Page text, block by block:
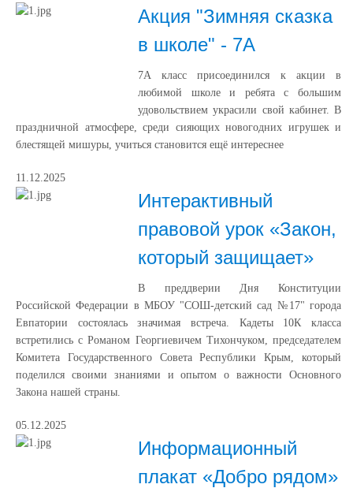
Акция "Зимняя сказка
в школе" - 7А
7А класс присоединился к акции в
любимой школе и ребята с большим
удовольствием украсили свой кабинет. В
праздничной атмосфере, среди сияющих новогодних игрушек и
блестящей мишуры, учиться становится ещё интереснее
11.12.2025
Интерактивный
правовой урок «Закон,
который защищает»
В преддверии Дня Конституции
Российской Федерации в МБОУ "СОШ-детский сад №17" города
Евпатории состоялась значимая встреча. Кадеты 10К класса
встретились с Романом Георгиевичем Тихончуком, председателем
Комитета Государственного Совета Республики Крым, который
поделился своими знаниями и опытом о важности Основного
Закона нашей страны.
05.12.2025
Информационный
плакат «Добро рядом»